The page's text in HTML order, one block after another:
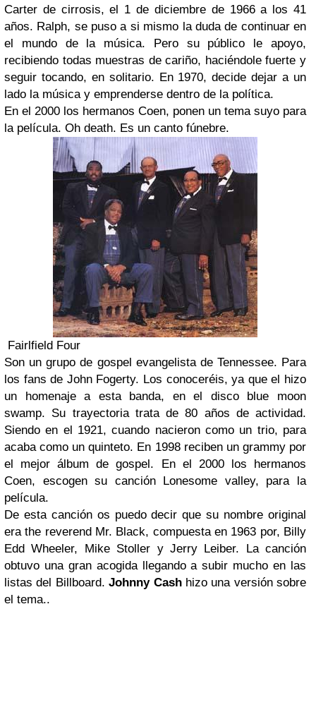
Carter de cirrosis, el 1 de diciembre de 1966 a los 41
años. Ralph, se puso a si mismo la duda de continuar en
el mundo de la música. Pero su público le apoyo,
recibiendo todas muestras de cariño, haciéndole fuerte y
seguir tocando, en solitario. En 1970, decide dejar a un
lado la música y emprenderse dentro de la política.
En el 2000 los hermanos Coen, ponen un tema suyo para
la película. Oh death. Es un canto fúnebre.
Fairlfield Four
Son un grupo de gospel evangelista de Tennessee. Para
los fans de John Fogerty. Los conoceréis, ya que el hizo
un homenaje a esta banda, en el disco blue moon
swamp. Su trayectoria trata de 80 años de actividad.
Siendo en el 1921, cuando nacieron como un trio, para
acaba como un quinteto. En 1998 reciben un grammy por
el mejor álbum de gospel. En el 2000 los hermanos
Coen, escogen su canción Lonesome valley, para la
película.
De esta canción os puedo decir que su nombre original
era the reverend Mr. Black, compuesta en 1963 por, Billy
Edd Wheeler, Mike Stoller y Jerry Leiber. La canción
obtuvo una gran acogida llegando a subir mucho en las
listas del Billboard.Johnny Cashhizo una versión sobre
el tema..